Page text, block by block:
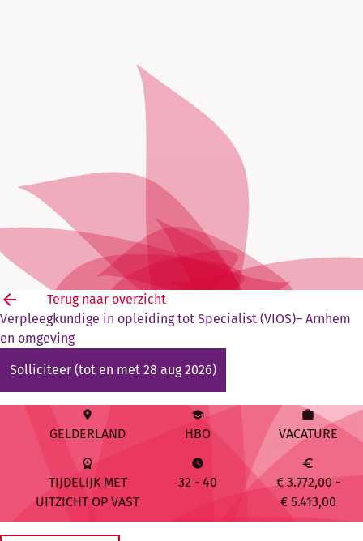
arrow_back
Terug naar overzicht
Verpleegkundige in opleiding tot Specialist (VIOS)– Arnhem
en omgeving
Solliciteer (tot en met 28 aug 2026)
place
GELDERLAND
school
HBO
work
VACATURE
workspace_premium
TIJDELIJK MET
UITZICHT OP VAST
watch_later
32 - 40
euro
€ 3.772,00 -
€ 5.413,00